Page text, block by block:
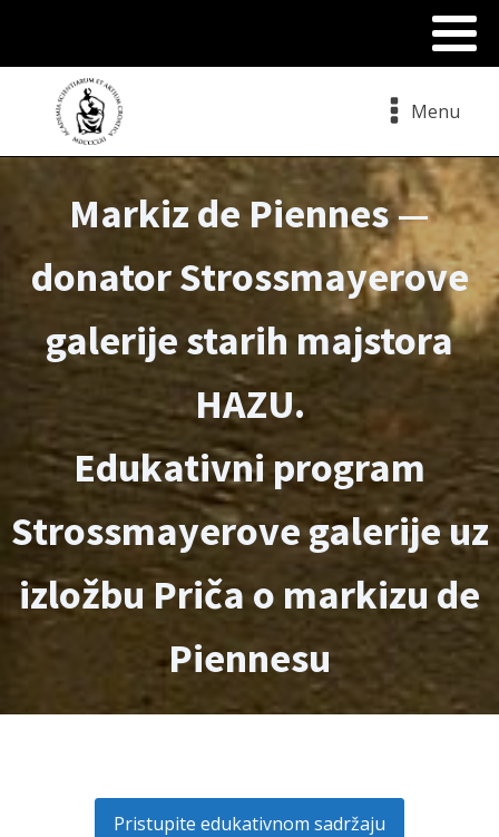
Menu
Markiz de Piennes —
donator Strossmayerove
galerije starih majstora
HAZU.
Edukativni program
Strossmayerove galerije uz
izložbu Priča o markizu de
Piennesu
Pristupite edukativnom sadržaju